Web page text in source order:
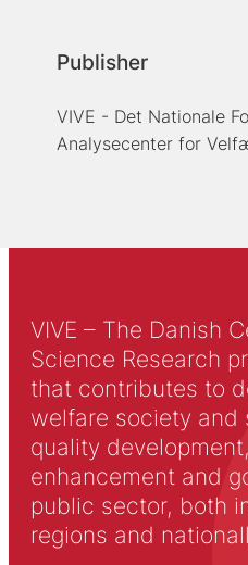
Publisher
VIVE - Det Nationale
Analysecenter for
VIVE – The Danish
Science Research
that contributes to
welfare society and
quality
enhancement and
public sector, both
regions and